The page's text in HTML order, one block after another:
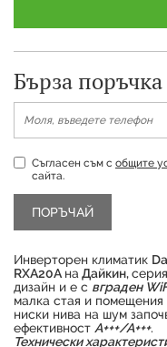
Бърза поръчка
Съгласен съм с общите
сайта.
Инверторен климатик
RXA20A на Дайкин,серия
дизайн и е с вграден
малка стая и помещения
ниски нива на шум
ефективност А+++/А+++.
Технически